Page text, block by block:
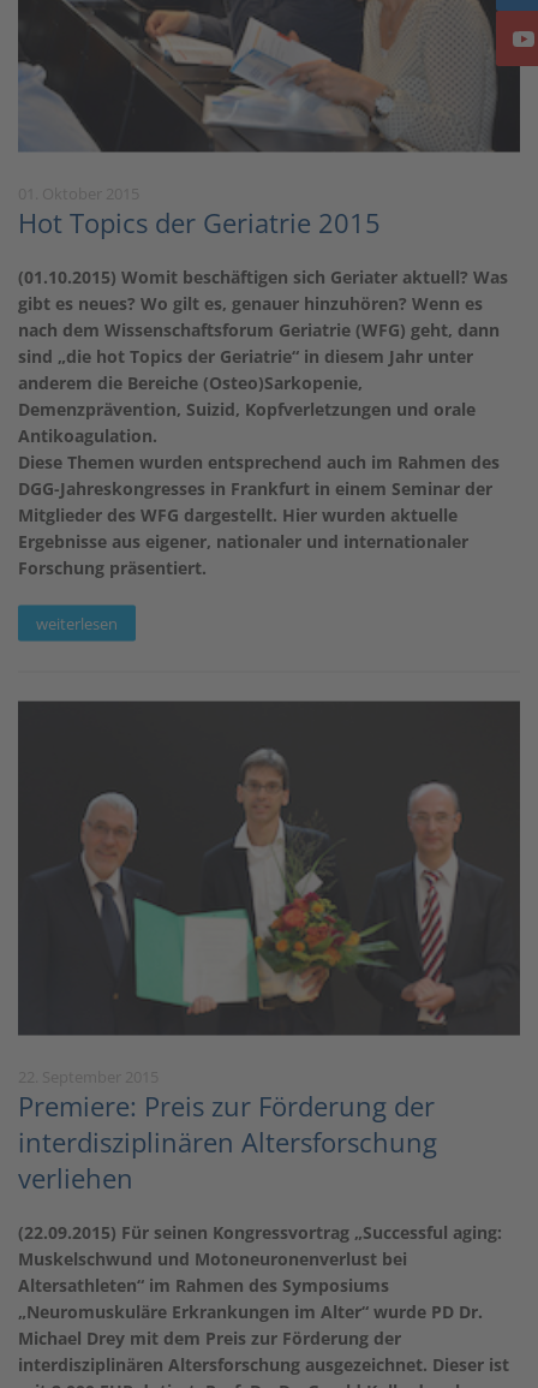
Hot Topics der Geriatrie 2015
(01.10.2015) Womit beschäftigen sich Geriater aktuell? Was
gibt es neues? Wo gilt es, genauer hinzuhören? Wenn es
nach dem Wissenschaftsforum Geriatrie (WFG) geht, dann
sind „die hot Topics der Geriatrie“ in diesem Jahr unter
anderem die Bereiche (Osteo)Sarkopenie,
Demenzprävention, Suizid, Kopfverletzungen und orale
Antikoagulation.
Diese Themen wurden entsprechend auch im Rahmen des
DGG-Jahreskongresses in Frankfurt in einem Seminar der
Mitglieder des WFG dargestellt. Hier wurden aktuelle
Ergebnisse aus eigener, nationaler und internationaler
Forschung präsentiert.
weiterlesen
Premiere: Preis zur Förderung der
interdisziplinären Altersforschung
verliehen
(22.09.2015) Für seinen Kongressvortrag „Successful aging:
Muskelschwund und Motoneuronenverlust bei
Altersathleten“ im Rahmen des Symposiums
„Neuromuskuläre Erkrankungen im Alter“ wurde PD Dr.
Michael Drey mit dem Preis zur Förderung der
interdisziplinären Altersforschung ausgezeichnet. Dieser ist